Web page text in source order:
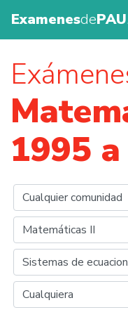
ExamenesdePAU
1995